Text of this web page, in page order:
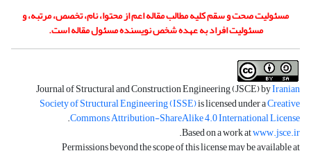
مسئولیت صحت و سقم کلیه مطالب مقاله اعم از محتوا، نام، تخصص، مرتبه، و
مسئولیت افراد به عهده شخص نویسنده مسئول مقاله است.
Journal of Structural and Construction Engineering (JSCE) byIranian
Society of Structural Engineering (ISSE)is licensed under aCreative
Commons Attribution-ShareAlike 4.0 International License
.
Based on a work atwww.jsce.ir
.
Permissions beyond the scope of this license may be available at